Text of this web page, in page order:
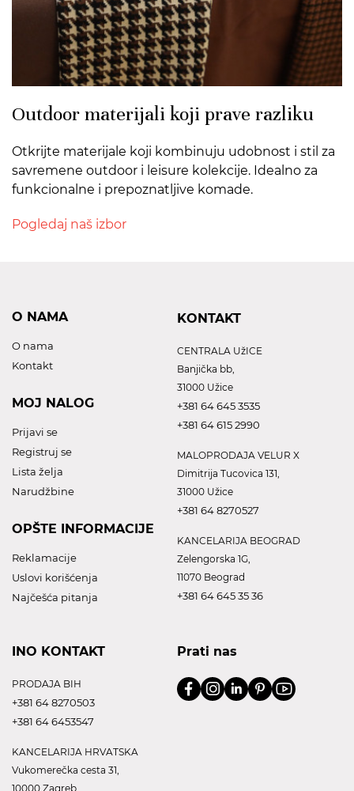
Outdoor materijali koji prave razliku
Otkrijte materijale koji kombinuju udobnost i stil za
savremene outdoor i leisure kolekcije. Idealno za
funkcionalne i prepoznatljive komade.
Pogledaj naš izbor
O NAMA
O nama
Kontakt
MOJ NALOG
Prijavi se
Registruj se
Lista želja
Narudžbine
OPŠTE INFORMACIJE
Reklamacije
Uslovi korišćenja
Najčešća pitanja
KONTAKT
CENTRALA UžICE
Banjička bb,
31000 Užice
+381 64 645 3535
+381 64 615 2990
MALOPRODAJA VELUR X
Dimitrija Tucovica 131,
31000 Užice
+381 64 8270527
KANCELARIJA BEOGRAD
Zelengorska 1G,
11070 Beograd
+381 64 645 35 36
INO KONTAKT
PRODAJA BIH
+381 64 8270503
+381 64 6453547
KANCELARIJA HRVATSKA
Vukomerečka cesta 31,
10000 Zagreb
Prati nas